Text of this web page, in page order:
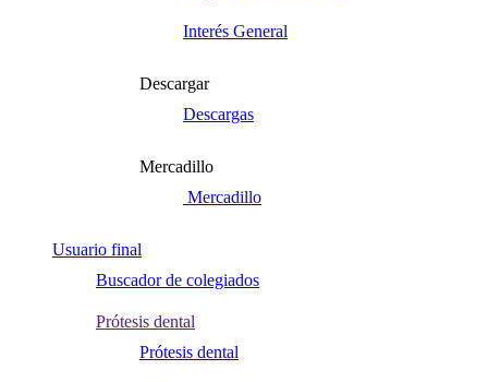
Interés General
Descargar
Descargas
Mercadillo
Mercadillo
Usuario final
Buscador de colegiados
Prótesis dental
Prótesis dental